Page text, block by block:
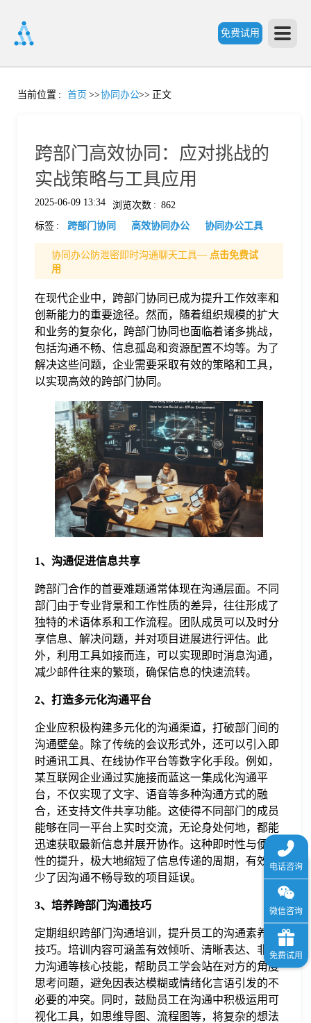
免费试用
首
价
格
当前位置 : 首页 >>协同办公>> 正文
跨部门高效协同：应对挑战的
实战策略与工具应用
2025-06-09 13:34 浏览次数 : 862
标签 : 跨部门协同 高效协同办公 协同办公工具
协同办公防泄密即时沟通聊天工具— 点击免费试
用
在现代企业中，跨部门协同已成为提升工作效率和
创新能力的重要途径。然而，随着组织规模的扩大
和业务的复杂化，跨部门协同也面临着诸多挑战，
包括沟通不畅、信息孤岛和资源配置不均等。为了
解决这些问题，企业需要采取有效的策略和工具，
以实现高效的跨部门协同。
1、沟通促进信息共享
跨部门合作的首要难题通常体现在沟通层面。不同
部门由于专业背景和工作性质的差异，往往形成了
独特的术语体系和工作流程。团队成员可以及时分
享信息、解决问题，并对项目进展进行评估。此
外，利用工具如接而连，可以实现即时消息沟通，
减少邮件往来的繁琐，确保信息的快速流转。
2、打造多元化沟通平台
企业应积极构建多元化的沟通渠道，打破部门间的
沟通壁垒。除了传统的会议形式外，还可以引入即
时通讯工具、在线协作平台等数字化手段。例如，
某互联网企业通过实施接而蓝这一集成化沟通平
台，不仅实现了文字、语音等多种沟通方式的融
合，还支持文件共享功能。这使得不同部门的成员
能够在同一平台上实时交流，无论身处何地，都能
迅速获取最新信息并展开协作。这种即时性与便捷
性的提升，极大地缩短了信息传递的周期，有效减
少了因沟通不畅导致的项目延误。
3、培养跨部门沟通技巧
定期组织跨部门沟通培训，提升员工的沟通素养与
技巧。培训内容可涵盖有效倾听、清晰表达、非暴
力沟通等核心技能，帮助员工学会站在对方的角度
思考问题，避免因表达模糊或情绪化言语引发的不
必要的冲突。同时，鼓励员工在沟通中积极运用可
视化工具，如思维导图、流程图等，将复杂的想法